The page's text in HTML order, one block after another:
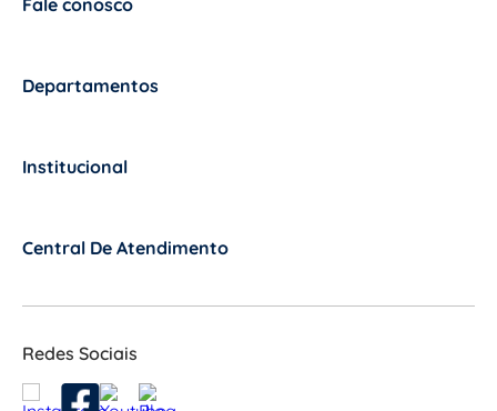
Fale conosco
Departamentos
Institucional
Central De Atendimento
Redes Sociais